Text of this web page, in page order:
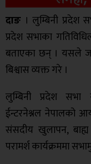
दाङ । लुम्बिनी प्रदेश
प्रदेश सभाका
बताएका छन् । यसले
बिश्वास व्यक्त गरे ।
लुम्बिनी प्रदेश सभा
ईन्टरनेश्नल नेपालको
संसदीय खुलापन,
परामर्श कार्यक्रममा